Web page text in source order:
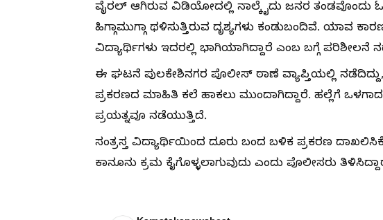
ವೈರಲ್ ಆಗಿರುವ ವಿಡಿಯೋದಲ್ಲಿ ನಾಲ್ಕೈದು ಜನರ ತಂಡವೊಂದು
ಹಿಗ್ಗಾಮುಗ್ಗಾ ಥಳಿಸುತ್ತಿರುವ ದೃಶ್ಯಗಳು ಕಂಡುಬಂದಿವೆ. ಯಾವ
ವಿದ್ಯಾರ್ಥಿಗಳು ಇದರಲ್ಲಿ ಭಾಗಿಯಾಗಿದ್ದಾರೆ ಎಂಬ ಬಗ್ಗೆ ಪರಿಶೀಲನೆ
ಈ ಘಟನೆ ಪುಲಕೇಶಿನಗರ ಪೊಲೀಸ್ ಠಾಣೆ ವ್ಯಾಪ್ತಿಯಲ್ಲಿ
ಪ್ರಕರಣದ ಮಾಹಿತಿ ಕಲೆ ಹಾಕಲು ಮುಂದಾಗಿದ್ದಾರೆ. ಹಲ್ಲೆಗೆ
ಪ್ರಯತ್ನವೂ ನಡೆಯುತ್ತಿದೆ.
ಸಂತ್ರಸ್ತ ವಿದ್ಯಾರ್ಥಿಯಿಂದ ದೂರು ಬಂದ ಬಳಿಕ ಪ್ರಕರಣ
ಕಾನೂನು ಕ್ರಮ ಕೈಗೊಳ್ಳಲಾಗುವುದು ಎಂದು ಪೊಲೀಸರು